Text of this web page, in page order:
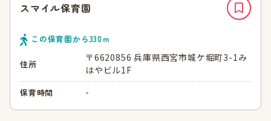
スマイル保育園
この保育園から330ｍ
住所
〒6620856 兵庫県西宮市城ケ堀町3-1み
はやビル1F
保育時間 -